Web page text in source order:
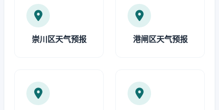
崇川区天气预报 港闸区天气预报